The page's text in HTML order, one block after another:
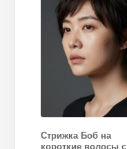
Стрижка Боб на
короткие волосы с